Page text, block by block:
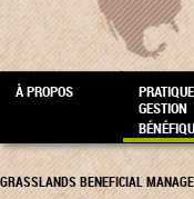
À PROPOS
GESTION
GRASSLANDS BENEFICIAL